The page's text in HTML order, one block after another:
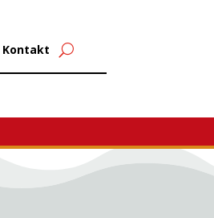
Kontakt